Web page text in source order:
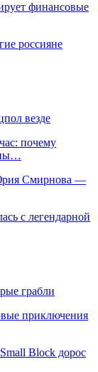
финансовые
россияне
везде
почему
Смирнова —
с легендарной
грабли
приключения
Block дорос